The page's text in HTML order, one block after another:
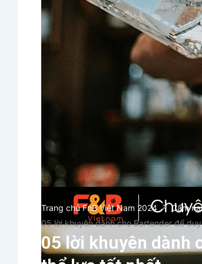
Trang chủ FnB Việt Nam 2024 Cẩm
05 lời khuyên dành cho Bartender để
05 lời khuyên dành